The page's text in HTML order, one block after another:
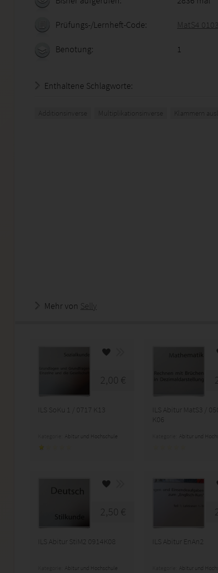
Prüfungs-/Lernheft-Code: MatS4
Benotung: 1
Enthaltene Schlagworte:
Additionsinverse Multiplikationsinverse Klammern
Mehr von Selly
2,00 €
ILS SoKu 1 / 0717 K13
Abitur und Hochschule
ILS Abitur MatS3 /
K06
Abitur und
2,50 €
ILS Abitur StiM2 0914K08
Abitur und Hochschule
ILS Abitur EnAn2
Abitur und